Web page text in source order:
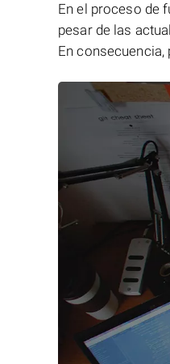
En el proceso de
pesar de las
En